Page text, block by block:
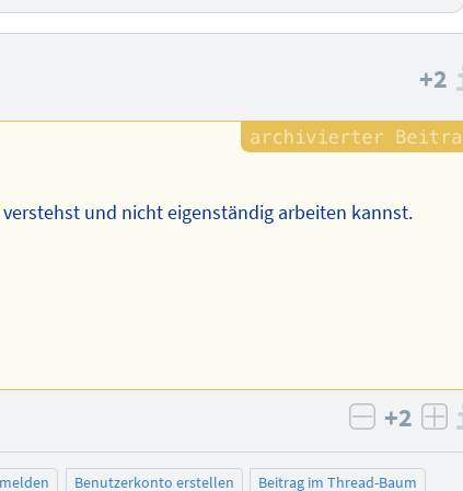
+2
und nicht eigenständig arbeiten kannst.
negativ
+2
Benutzerkonto erstellen Beitrag im Thread-Baum